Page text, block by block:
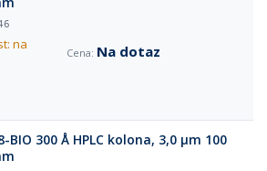
na
Na dotaz
BIO 300 Å HPLC kolona, 3,0 µm 100